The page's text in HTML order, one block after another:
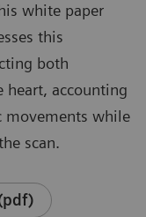
white paper
this
both
accounting
movements while
scan.